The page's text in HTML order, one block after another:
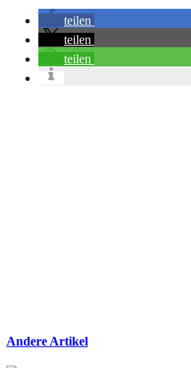
teilen
teilen
teilen
Andere Artikel